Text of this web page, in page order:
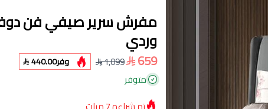
مفرش سرير صيفي فن
وردي
659
1,099 وفر440.00
متوفر